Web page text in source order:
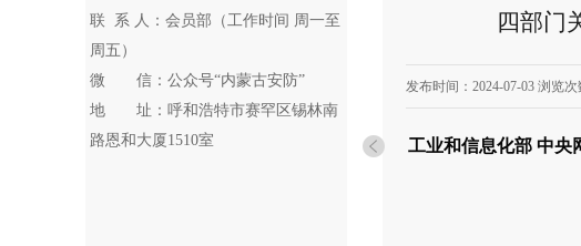
联 系 人：会员部（工作时间 周一至
周五）
微 信：公众号“内蒙古安防”
地 址：呼和浩特市赛罕区锡林南
路恩和大厦1510室
四部门
发布时间： 2024-07-03浏览次
工业和信息化部 中央